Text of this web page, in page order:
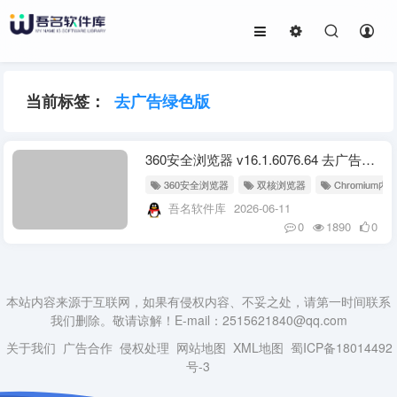
当前标签： 去广告绿色版
360安全浏览器 v16.1.6076.64 去广告绿色便携版
360安全浏览器 双核浏览器 Chromium内
吾名软件库 2026-06-11
0
1890 0
本站内容来源于互联网，如果有侵权内容、不妥之处，请第一时间联系
我们删除。敬请谅解！E-mail：2515621840@qq.com
关于我们 广告合作 侵权处理 网站地图 XML地图 蜀ICP备18014492
号-3